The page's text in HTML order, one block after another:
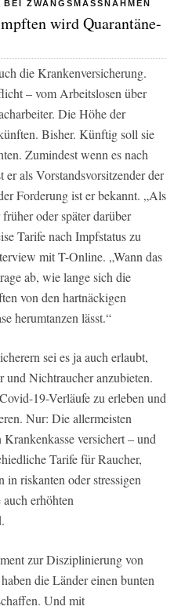
ZWANGSMASSNAHMEN
wird Quarantäne-
die Krankenversicherung.
– vom Arbeitslosen über
Die Höhe der
Bisher. Künftig soll sie
Zumindest wenn es nach
als Vorstandsvorsitzender der
Forderung ist er bekannt. „Als
oder später darüber
Tarife nach Impfstatus zu
mit T-Online. „Wann das
ab, wie lange sich die
von den hartnäckigen
herumtanzen lässt.“
sei es ja auch erlaubt,
und Nichtraucher anzubieten.
19-Verläufe zu erleben und
Nur: Die allermeisten
versichert – und
Tarife für Raucher,
riskanten oder stressigen
erhöhten
zur Disziplinierung von
die Länder einen bunten
Und mit